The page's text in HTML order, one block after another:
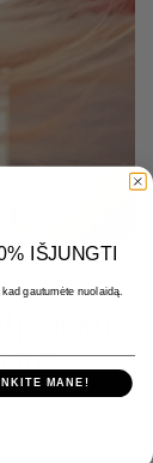
Surinkome
IŠJUNGTI
gautumėte nuolaidą.
MANE!